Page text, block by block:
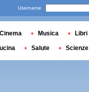
Username
Cinema Musica Libri
Salute Scienze